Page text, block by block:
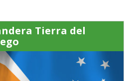
Tierra del